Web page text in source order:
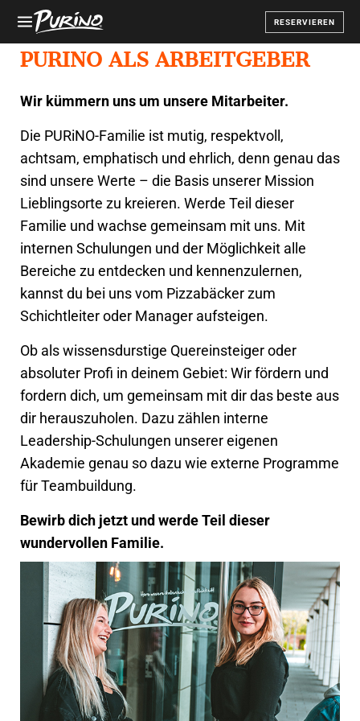
RESERVIEREN
PURINO ALS ARBEITGEBER
Wir kümmern uns um unsere Mitarbeiter.
Die PURiNO-Familie ist mutig, respektvoll,
achtsam, emphatisch und ehrlich, denn genau das
sind unsere Werte – die Basis unserer Mission
Lieblingsorte zu kreieren. Werde Teil dieser
Familie und wachse gemeinsam mit uns. Mit
internen Schulungen und der Möglichkeit alle
Bereiche zu entdecken und kennenzulernen,
kannst du bei uns vom Pizzabäcker zum
Schichtleiter oder Manager aufsteigen.
Ob als wissensdurstige Quereinsteiger oder
absoluter Profi in deinem Gebiet: Wir fördern und
fordern dich, um gemeinsam mit dir das beste aus
dir herauszuholen. Dazu zählen interne
Leadership-Schulungen unserer eigenen
Akademie genau so dazu wie externe Programme
für Teambuildung.
Bewirb dich jetzt und werde Teil dieser
wundervollen Familie.